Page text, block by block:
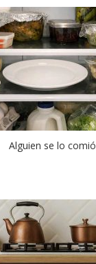
Alguien se lo comió